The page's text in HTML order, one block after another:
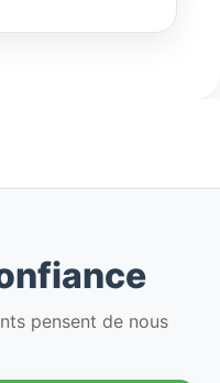
pensent de nous